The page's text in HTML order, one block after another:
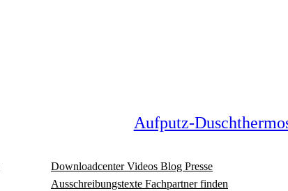
Aufputz-
Download­centerVideos Blog Presse
Ausschreibungstexte Fachpartner finden